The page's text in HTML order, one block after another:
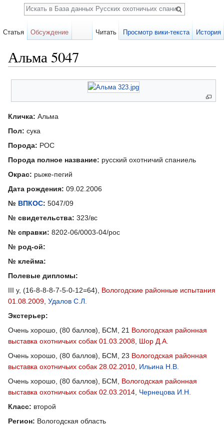
Альма 5047
Карточка
Кличка: Альма
Пол: сука
Порода: РОС
Порода полное название: русский охотничий спаниель
Окрас: рыже-пегий
Дата рождения: 09.02.2006
№ ВПКОС: 5047/09
№ свидетельства: 323/вс
№ справки: 8202-06/0003-04/рос
№ род-ой:
№ клейма:
Полевые дипломы:
III у, (16-8-8-8-7-5-0-12=64), Вологодские районные испытания
01.08.2009 Удалов С.Л.
Экстерьер:
Очень хорошо, (80 баллов), БСМ, 21 Вологодская районная
выставка охотничьих собак 01.03.2008 Шор Д.А.
Очень хорошо, (80 баллов), БСМ, 23 Вологодская районная
выставка охотничьих собак 28.02.2010 Ильина Н.В.
Очень хорошо, (80 баллов), БСМ, Вологодская районная
выставка охотничьих собак 02.03.2014 Чернецова И.Н.
Класс: второй
Регион: Вологодская область
Статья Обсуждение Читать Просмотр вики-текста История
Поиск